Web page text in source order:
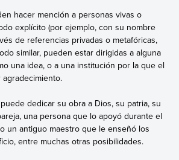
hacer mención a personas vivas o
explícito (por ejemplo, con su nombre
de referencias privadas o metafóricas,
similar, pueden estar dirigidas a alguna
una idea, o a una institución por la que el
dedicar su obra a Dios, su patria, su
una persona que lo apoyó durante el
un antiguo maestro que le enseñó los
entre muchas otras posibilidades.